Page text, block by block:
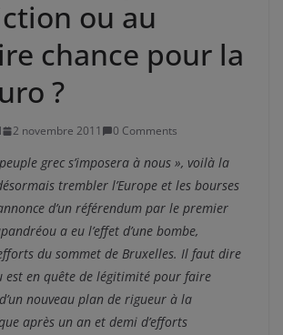
ou au
chance pour la
?
2 novembre 2011 0 Comments
grec s’imposera à nous », voilà la
trembler l’Europe et les bourses
d’un référendum par le premier
a eu l’effet d’une bombe,
du sommet de Bruxelles. Il faut dire
est en quête de légitimité pour faire
nouveau plan de rigueur à la
après un an et demi d’efforts